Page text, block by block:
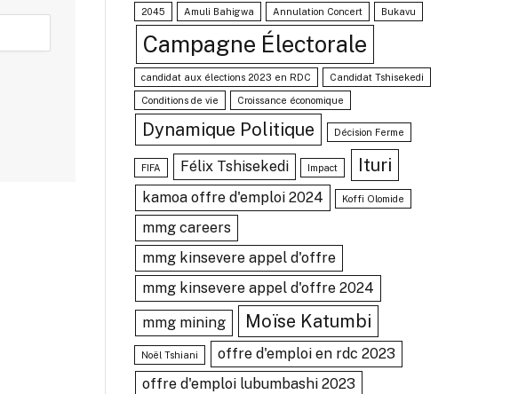
2045 Amuli Bahigwa Annulation Concert Bukavu
Campagne Électorale
candidat aux élections 2023 en RDC Candidat Tshisekedi
Conditions de vie Croissance économique
Dynamique Politique Décision Ferme
FIFA Félix Tshisekedi Impact Ituri
kamoa offre d'emploi 2024 Koffi Olomide
mmg careers
mmg kinsevere appel d'offre
mmg kinsevere appel d'offre 2024
mmg mining Moïse Katumbi
Noël Tshiani
offre d'emploi en rdc 2023
offre d'emploi lubumbashi 2023